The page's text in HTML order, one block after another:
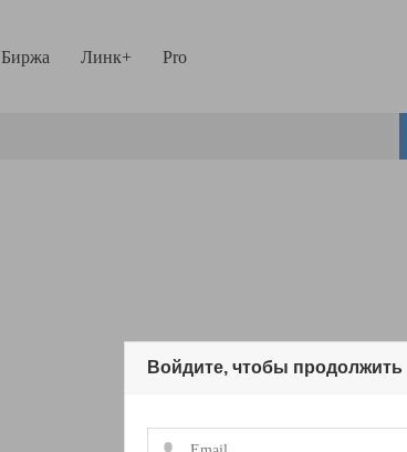
Биржа Линк+ Pro
Войдите, чтобы продолжить
Email